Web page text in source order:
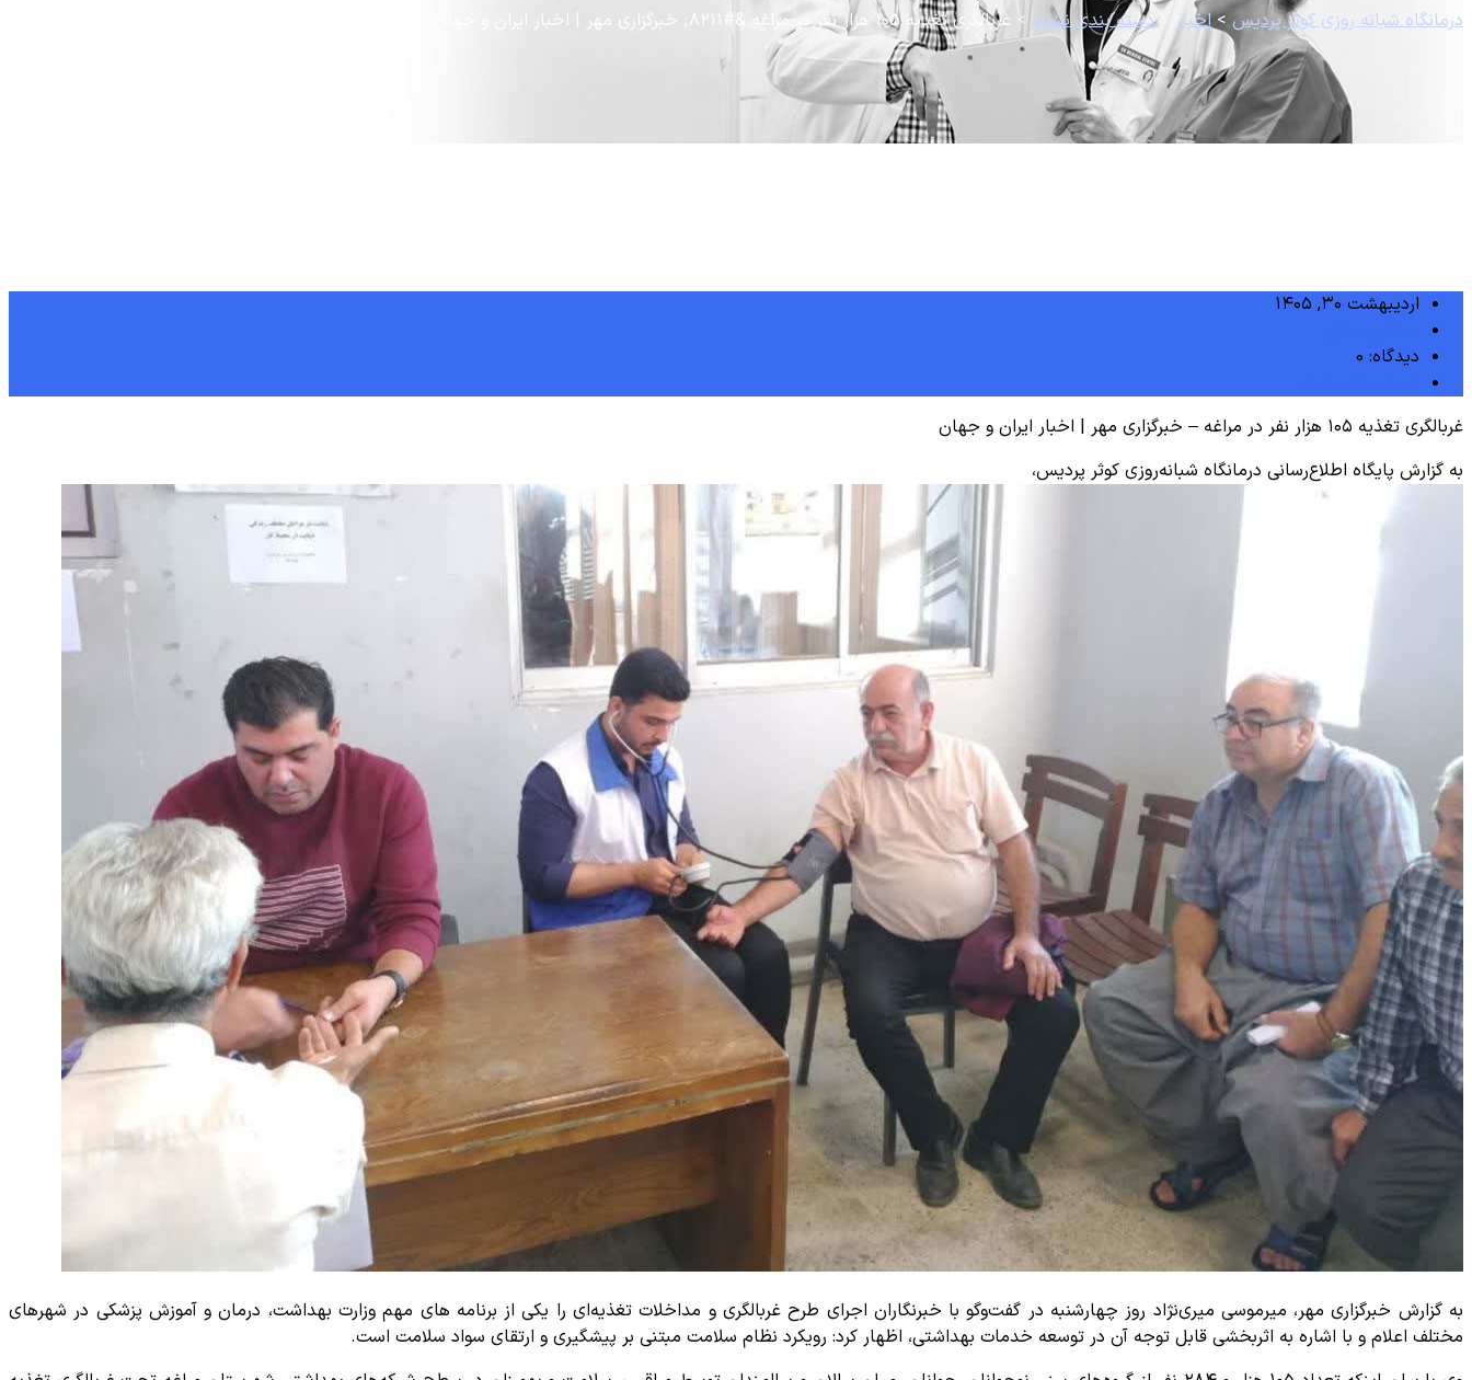
درمانگاه شبانه روزی کوثر پردیس >اخبار >دسته بندی نشده> غربالگری تغذیه ۱۰۵ هزار نفر در مراغه &#۸۲۱۱; خبرگزاری مهر | اخبار ایران و جهان
اردیبهشت ۳۰, ۱۴۰۵
دیدگاه: 0
غربالگری تغذیه ۱۰۵ هزار نفر در مراغه – خبرگزاری مهر | اخبار ایران و جهان
به گزارش پایگاه اطلاع‌رسانی درمانگاه شبانه‌روزی کوثر پردیس،
به گزارش خبرگزاری مهر، میرموسی میری‌نژاد روز چهارشنبه در گفت‌وگو با خبرنگاران اجرای طرح غربالگری و مداخلات تغذیه‌ای را یکی از برنامه های مهم وزارت بهداشت، درمان و آموزش پزشکی در شهرهای
مختلف اعلام و با اشاره به اثربخشی قابل توجه آن در توسعه خدمات بهداشتی، اظهار کرد: رویکرد نظام سلامت مبتنی بر پیشگیری و ارتقای سواد سلامت است.